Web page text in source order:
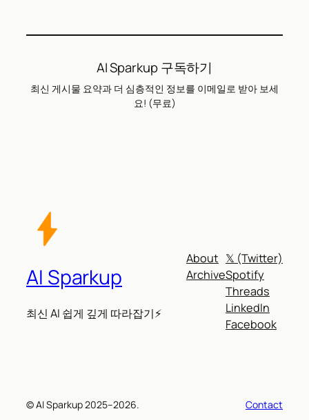
AI Sparkup 구독하기
최신 게시물 요약과 더 심층적인 정보를 이메일로 받아 보세
요! (무료)
AI Sparkup
최신 AI 쉽게 깊게 따라잡기⚡
About
Archive
𝕏 (Twitter)
Spotify
Threads
LinkedIn
Facebook
© AI Sparkup 2025–2026. Contact